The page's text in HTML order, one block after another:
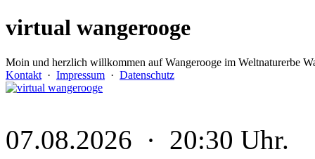
virtual wangerooge
Moin und herzlich willkommen auf Wangerooge im Weltnaturerbe
Kontakt · Impressum · Datenschutz
07.08.2026 · 20:30 Uhr.